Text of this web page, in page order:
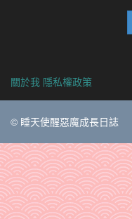
關於我 隱私權政策
© 睡天使醒惡魔成長日誌